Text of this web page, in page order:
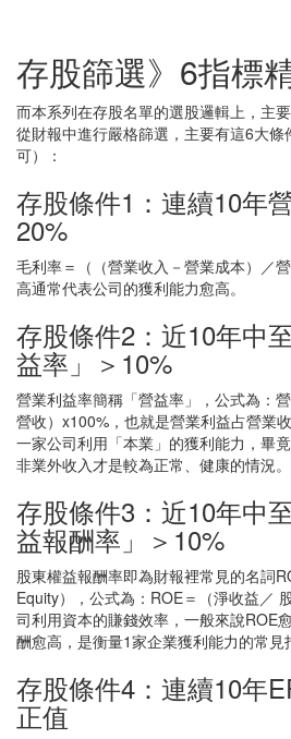
存股篩選》6指標
而本系列在存股名單的選股邏輯上，主
從財報中進行嚴格篩選，主要有這6大
可）：
存股條件1：連續10年
20%
毛利率＝（（營業收入－營業成本）／
高通常代表公司的獲利能力愈高。
存股條件2：近10年中
益率」＞10%
營業利益率簡稱「營益率」，公式為：
營收）x100%，也就是營業利益占營業
一家公司利用「本業」的獲利能力，畢
非業外收入才是較為正常、健康的情況。
存股條件3：近10年中
益報酬率」＞10%
股東權益報酬率即為財報裡常見的名詞
Equity），公式為：ROE＝（淨收益／
司利用資本的賺錢效率，一般來說ROE
酬愈高，是衡量1家企業獲利能力的常見
存股條件4：連續10年
正值